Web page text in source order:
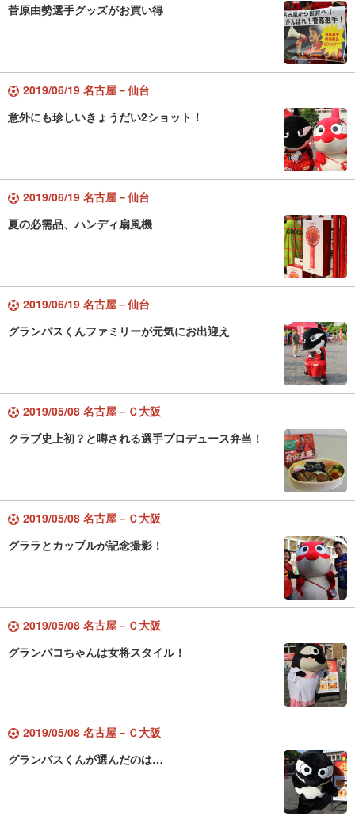
菅原由勢選手グッズがお買い得
2019/06/19 名古屋－仙台
意外にも珍しいきょうだい2ショット！
2019/06/19 名古屋－仙台
夏の必需品、ハンディ扇風機
2019/06/19 名古屋－仙台
グランパスくんファミリーが元気にお出迎え
2019/05/08 名古屋－Ｃ大阪
クラブ史上初？と噂される選手プロデュース弁当！
2019/05/08 名古屋－Ｃ大阪
グララとカップルが記念撮影！
2019/05/08 名古屋－Ｃ大阪
グランパコちゃんは女将スタイル！
2019/05/08 名古屋－Ｃ大阪
グランパスくんが選んだのは…